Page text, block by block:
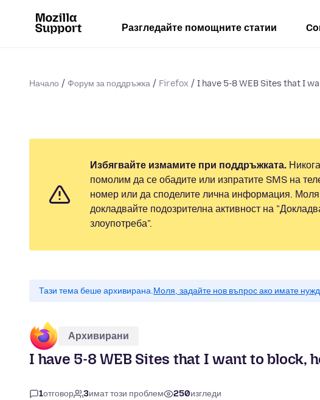
Разгледайте помощните статии
Начало Форум за поддръжка Firefox I have 5-8 WEB Sites that I
Избягвайте измамите при поддръжката.
помолим да се обадите или изпратите SMS на
номер или да споделите лична информация.
докладвайте подозрителна активност на
злоупотреба".
Тази тема беше архивирана.Моля, задайте нов въпрос ако имате
Архивирани
I have 5-8 WEB Sites that I want to block,
1отговор 3имат този проблем 250изгледи